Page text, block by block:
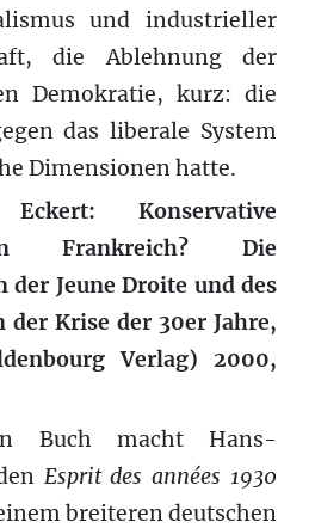
und industrieller
die Ablehnung der
Demokratie, kurz: die
das liberale System
Dimensionen hatte.
Konservative
Frankreich? Die
Jeune Droite und des
der Krise der 30er Jahre,
Verlag) 2000,
Buch macht Hans-
Esprit des années 1930
breiteren deutschen